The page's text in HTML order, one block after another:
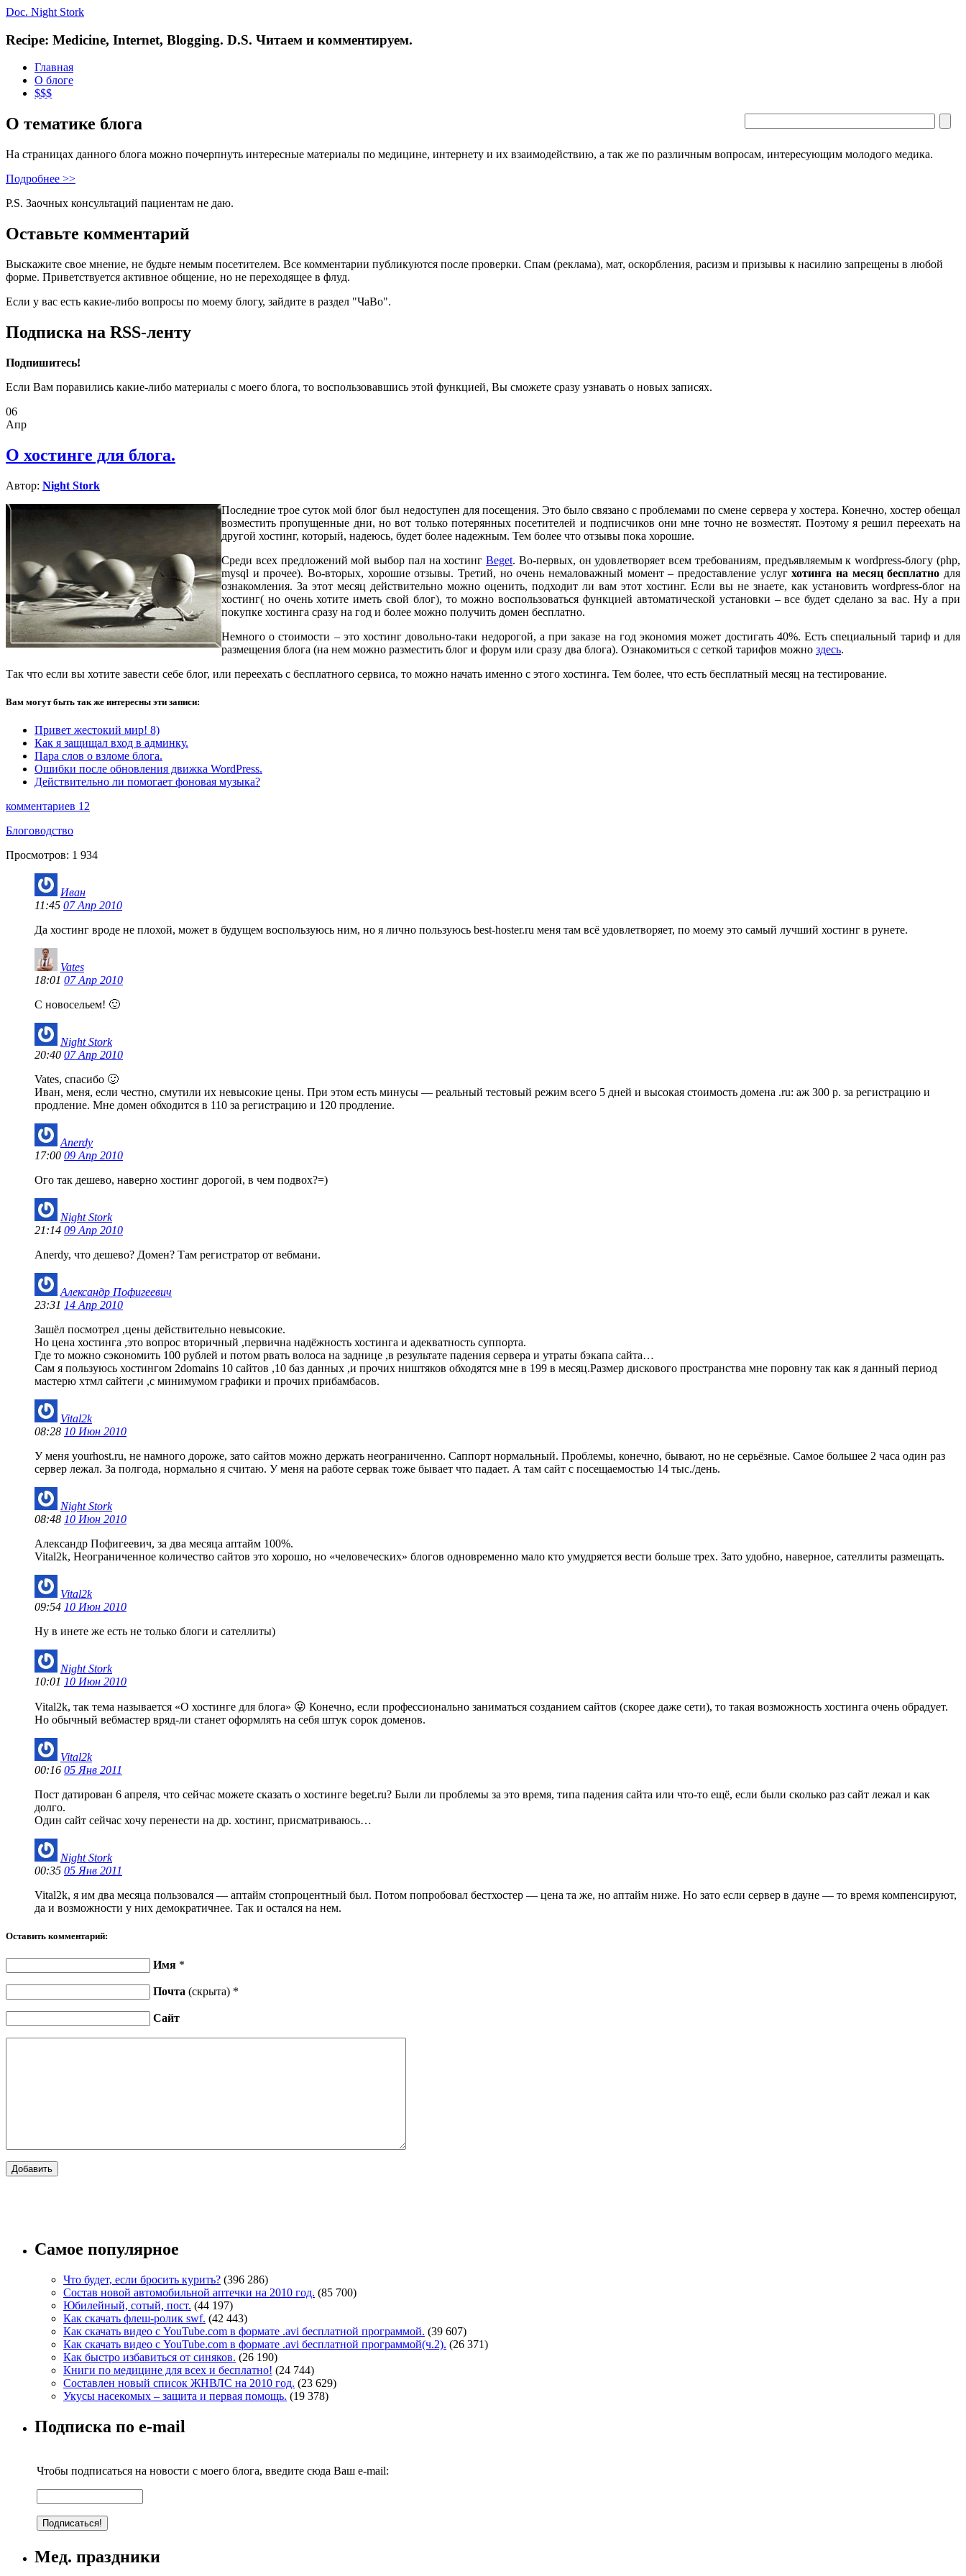
Doc. Night Stork
Recipe: Medicine, Internet, Blogging. D.S. Читаем и комментируем.
Главная
О блоге
$$$
О тематике блога
На страницах данного блога можно почерпнуть интересные материалы по медицине, интернету и их взаимодействию, а так же по различным вопросам, интересующим молодого медика.
Подробнее >>
P.S. Заочных консультаций пациентам не даю.
Оставьте комментарий
Выскажите свое мнение, не будьте немым посетителем. Все комментарии публикуются после проверки. Спам (реклама), мат, оскорбления, расизм и призывы к насилию запрещены в любой
форме. Приветствуется активное общение, но не переходящее в флуд.
Если у вас есть какие-либо вопросы по моему блогу, зайдите в раздел "ЧаВо".
Подписка на RSS-ленту
Подпишитесь!
Если Вам поравились какие-либо материалы с моего блога, то воспользовавшись этой функцией, Вы сможете сразу узнавать о новых записях.
06
Апр
О хостинге для блога.
Автор: Night Stork
Последние трое суток мой блог был недоступен для посещения. Это было связано с проблемами по смене сервера у хостера. Конечно, хостер обещал
возместить пропущенные дни, но вот только потерянных посетителей и подписчиков они мне точно не возместят. Поэтому я решил переехать на
другой хостинг, который, надеюсь, будет более надежным. Тем более что отзывы пока хорошие.
Среди всех предложений мой выбор пал на хостингBeget. Во-первых, он удовлетворяет всем требованиям, предъявляемым к wordpress-блогу (php,
mysql и прочее). Во-вторых, хорошие отзывы. Третий, но очень немаловажный момент – предоставление услугхотинга на месяц бесплатно для
ознакомления. За этот месяц действительно можно оценить, подходит ли вам этот хостинг. Если вы не знаете, как установить wordpress-блог на
хостинг( но очень хотите иметь свой блог), то можно воспользоваться функцией автоматической установки – все будет сделано за вас. Ну а при
покупке хостинга сразу на год и более можно получить домен бесплатно.
Немного о стоимости – это хостинг довольно-таки недорогой, а при заказе на год экономия может достигать 40%. Есть специальный тариф и для
размещения блога (на нем можно разместить блог и форум или сразу два блога). Ознакомиться с сеткой тарифов можно здесь.
Так что если вы хотите завести себе блог, или переехать с бесплатного сервиса, то можно начать именно с этого хостинга. Тем более, что есть бесплатный месяц на тестирование.
Вам могут быть так же интересны эти записи:
Привет жестокий мир! 8)
Как я защищал вход в админку.
Пара слов о взломе блога.
Ошибки после обновления движка WordPress.
Действительно ли помогает фоновая музыка?
комментариев 12
Блоговодство
Просмотров: 1 934
Иван
11:45 07 Апр 2010
Да хостинг вроде не плохой, может в будущем воспользуюсь ним, но я лично пользуюсь best-hoster.ru меня там всё удовлетворяет, по моему это самый лучший хостинг в рунете.
Vates
18:01 07 Апр 2010
С новосельем! 🙂
Night Stork
20:40 07 Апр 2010
Vates, спасибо 🙂
Иван, меня, если честно, смутили их невысокие цены. При этом есть минусы — реальный тестовый режим всего 5 дней и высокая стоимость домена .ru: аж 300 р. за регистрацию и
продление. Мне домен обходится в 110 за регистрацию и 120 продление.
Anerdy
17:00 09 Апр 2010
Ого так дешево, наверно хостинг дорогой, в чем подвох?=)
Night Stork
21:14 09 Апр 2010
Anerdy, что дешево? Домен? Там регистратор от вебмани.
Александр Пофигеевич
23:31 14 Апр 2010
Зашёл посмотрел ,цены действительно невысокие.
Но цена хостинга ,это вопрос вторичный ,первична надёжность хостинга и адекватность суппорта.
Где то можно сэкономить 100 рублей и потом рвать волоса на заднице ,в результате падения сервера и утраты бэкапа сайта…
Сам я пользуюсь хостингом 2domains 10 сайтов ,10 баз данных ,и прочих ништяков обходятся мне в 199 в месяц.Размер дискового пространства мне поровну так как я данный период
мастерю хтмл сайтеги ,с минимумом графики и прочих прибамбасов.
Vital2k
08:28 10 Июн 2010
У меня yourhost.ru, не намного дороже, зато сайтов можно держать неограниченно. Саппорт нормальный. Проблемы, конечно, бывают, но не серьёзные. Самое большее 2 часа один раз
сервер лежал. За полгода, нормально я считаю. У меня на работе сервак тоже бывает что падает. А там сайт с посещаемостью 14 тыс./день.
Night Stork
08:48 10 Июн 2010
Александр Пофигеевич, за два месяца аптайм 100%.
Vital2k, Неограниченное количество сайтов это хорошо, но «человеческих» блогов одновременно мало кто умудряется вести больше трех. Зато удобно, наверное, сателлиты размещать.
Vital2k
09:54 10 Июн 2010
Ну в инете же есть не только блоги и сателлиты)
Night Stork
10:01 10 Июн 2010
Vital2k, так тема называется «О хостинге для блога» 😛 Конечно, если профессионально заниматься созданием сайтов (скорее даже сети), то такая возможность хостинга очень обрадует.
Но обычный вебмастер вряд-ли станет оформлять на себя штук сорок доменов.
Vital2k
00:16 05 Янв 2011
Пост датирован 6 апреля, что сейчас можете сказать о хостинге beget.ru? Были ли проблемы за это время, типа падения сайта или что-то ещё, если были сколько раз сайт лежал и как
долго.
Один сайт сейчас хочу перенести на др. хостинг, присматриваюсь…
Night Stork
00:35 05 Янв 2011
Vital2k, я им два месяца пользовался — аптайм стопроцентный был. Потом попробовал бестхостер — цена та же, но аптайм ниже. Но зато если сервер в дауне — то время компенсируют,
да и возможности у них демократичнее. Так и остался на нем.
Оставить комментарий:
Имя *
Почта (скрыта) *
Сайт
Самое популярное
Что будет, если бросить курить? (396 286)
Состав новой автомобильной аптечки на 2010 год. (85 700)
Юбилейный, сотый, пост. (44 197)
Как скачать флеш-ролик swf. (42 443)
Как скачать видео с YouTube.com в формате .avi бесплатной программой. (39 607)
Как скачать видео с YouTube.com в формате .avi бесплатной программой(ч.2). (26 371)
Как быстро избавиться от синяков. (26 190)
Книги по медицине для всех и бесплатно! (24 744)
Составлен новый список ЖНВЛС на 2010 год. (23 629)
Укусы насекомых – защита и первая помощь. (19 378)
Подписка по e-mail
Чтобы подписаться на новости с моего блога, введите сюда Ваш e-mail:
Мед. праздники